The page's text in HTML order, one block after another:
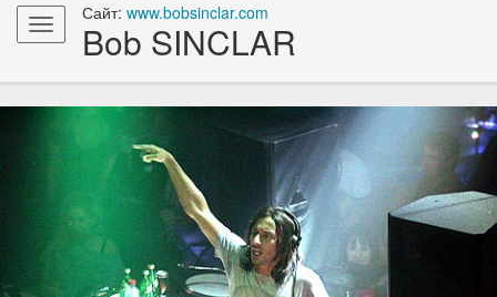
Toggle
navigation
Сайт: www.bobsinclar.com
Bob SINCLAR